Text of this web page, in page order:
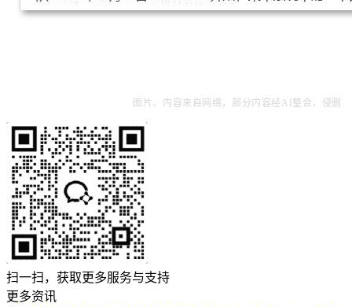
图片、内容来自网络，部分内容经AI整合，侵删
扫一扫，获取更多服务与支持
更多资讯